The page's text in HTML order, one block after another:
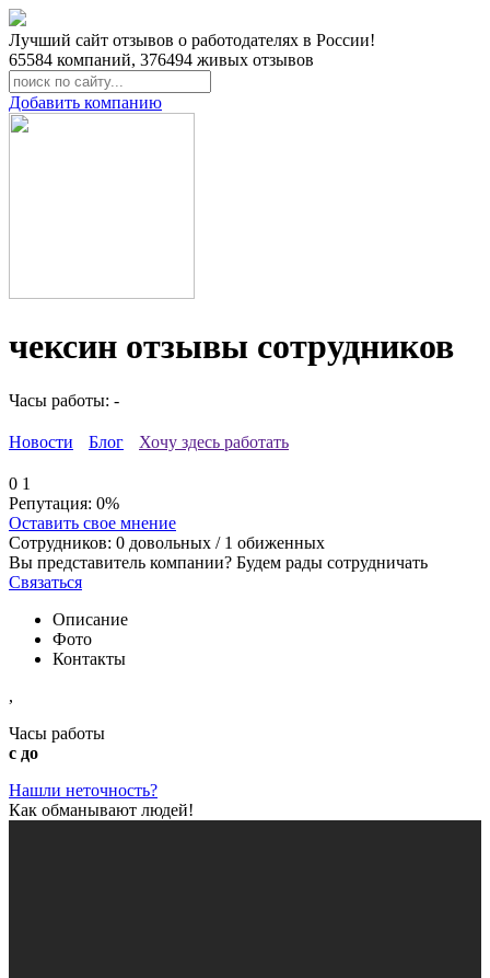
Лучший сайт отзывов о работодателях в России!
65584 компаний, 376494 живых отзывов
Добавить компанию
чексин отзывы сотрудников
Часы работы: -
Новости Блог Хочу здесь работать
0 1
Репутация: 0%
Оставить свое мнение
Сотрудников: 0 довольных / 1 обиженных
Вы представитель компании? Будем рады сотрудничать
Связаться
Описание
Фото
Контакты
,
Часы работы
с до
Нашли неточность?
Как обманывают людей!